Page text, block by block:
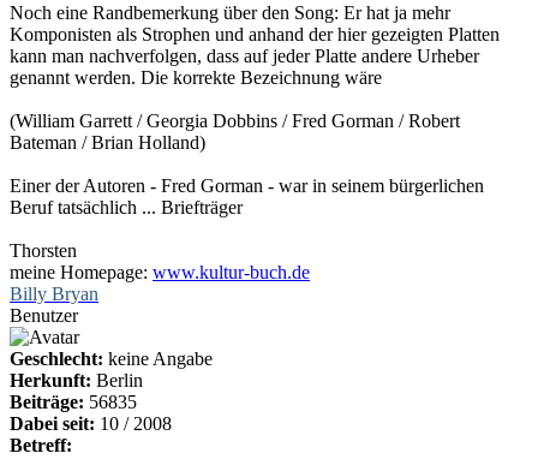
Noch eine Randbemerkung über den Song: Er hat ja mehr
Komponisten als Strophen und anhand der hier gezeigten Platten
kann man nachverfolgen, dass auf jeder Platte andere Urheber
genannt werden. Die korrekte Bezeichnung wäre
(William Garrett / Georgia Dobbins / Fred Gorman / Robert
Bateman / Brian Holland)
Einer der Autoren - Fred Gorman - war in seinem bürgerlichen
Beruf tatsächlich ... Briefträger
Thorsten
meine Homepage: www.kultur-buch.de
Billy Bryan
Benutzer
Geschlecht: keine Angabe
Herkunft: Berlin
Beiträge: 56835
Dabei seit: 10 / 2008
Betreff: